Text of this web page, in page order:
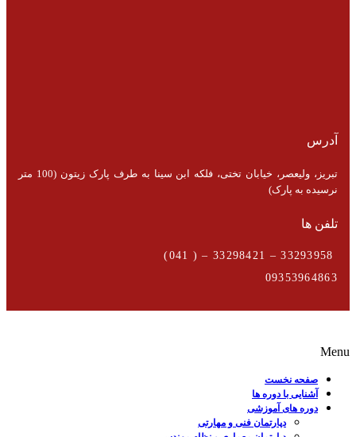
آدرس
تبریز، ولیعصر، خیابان تختی، فلکه ابن سینا به طرف پارک زیتون (100 متر
نرسیده به پارک)
تلفن ها
09353964863
Menu
صفحه نخست
آشنایی با دوره ها
دوره های آموزشی
دپارتمان فنی و مهارتی